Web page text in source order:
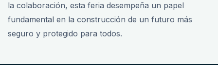
la colaboración, esta feria desempeña un papel
fundamental en la construcción de un futuro más
seguro y protegido para todos.